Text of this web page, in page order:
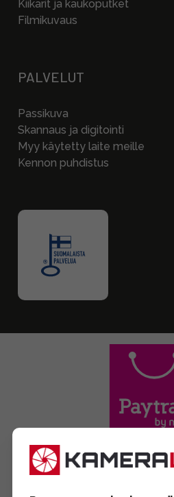
Kiikarit ja kaukoputket
Filmikuvaus
PALVELUT
Passikuva
Skannaus ja digitointi
Myy käytetty laite meille
Kennon puhdistus